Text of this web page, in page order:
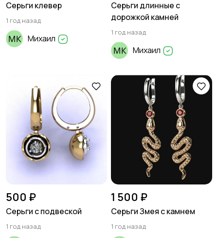
Серьги клевер
1 год назад
Михаил
Серьги длинные с
дорожкой камней
1 год назад
Михаил
500 ₽
Серьги с подвеской
1 год назад
1 500 ₽
Серьги Змея с камнем
1 год назад